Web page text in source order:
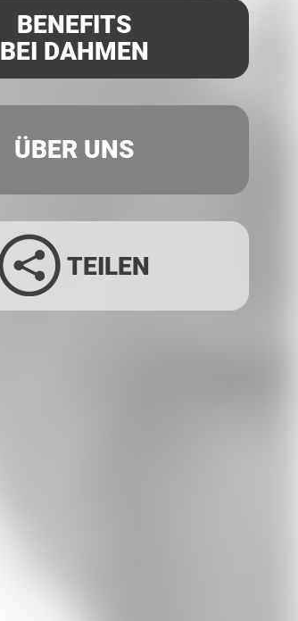
BENEFITS
BEI DAHMEN
ÜBER UNS
TEILEN